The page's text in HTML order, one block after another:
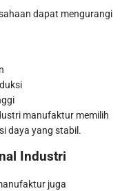
dapat mengurangi
manufaktur memilih
daya yang stabil.
Industri
juga